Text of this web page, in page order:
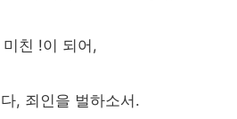
친 !이 되어,
, 죄인을 벌하소서.